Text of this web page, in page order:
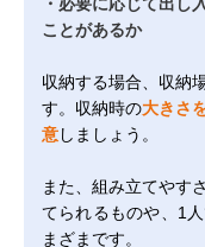
ことがあるか
収納する場合、収納
す。収納時の大きさ
意しましょう。
また、組み立てやす
てられるものや、1
まざまです。